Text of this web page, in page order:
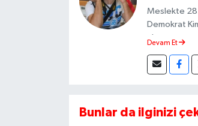
Meslekte
Demokrat
almıştır.
Devam Et
Bunlar da ilginizi